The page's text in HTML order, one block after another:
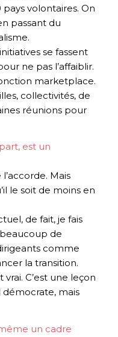
volontaires. On
passant du
.
se fassent
ne pas l’affaiblir.
marketplace.
collectivités, de
réunions pour
est un
Mais
le soit de moins en
de fait, je fais
de
comme
la transition.
vrai. C’est une leçon
démocrate, mais
un cadre